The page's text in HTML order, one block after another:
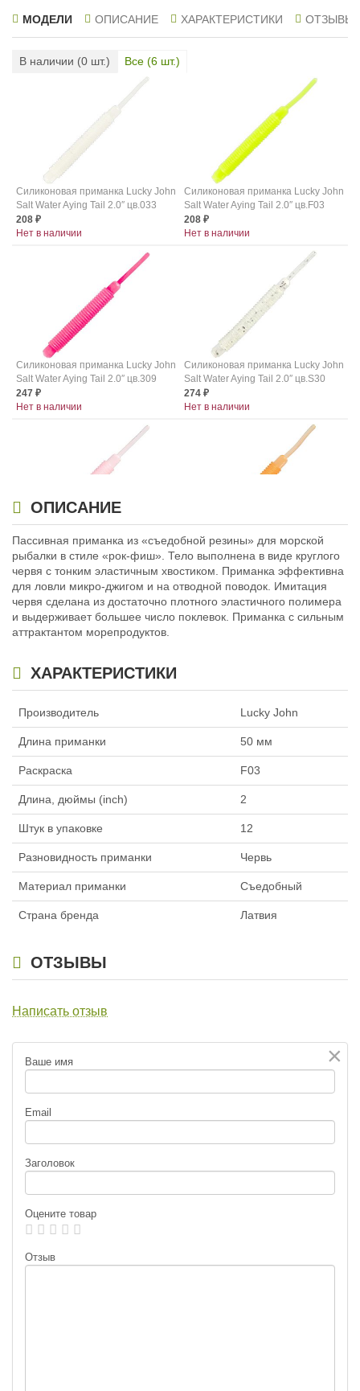
МОДЕЛИ ОПИСАНИЕ ХАРАКТЕРИСТИКИ ОТЗЫВЫ
В наличии (0 шт.) Все (6 шт.)
Силиконовая приманка Lucky John
Salt Water Aying Tail 2.0″ цв.033
208 ₽
Нет в наличии
Силиконовая приманка Lucky John
Salt Water Aying Tail 2.0″ цв.F03
208 ₽
Нет в наличии
Силиконовая приманка Lucky John
Salt Water Aying Tail 2.0″ цв.309
247 ₽
Нет в наличии
Силиконовая приманка Lucky John
Salt Water Aying Tail 2.0″ цв.S30
274 ₽
Нет в наличии
Силиконовая приманка Lucky John
Salt Water Aying Tail 2.0″ цв.S31
247
Нет в наличии
Силиконовая приманка Lucky John
Salt Water Aying Tail 2.0″ цв.S32
247
Нет в наличии
ОПИСАНИЕ
Пассивная приманка из «съедобной резины» для морской
рыбалки в стиле «рок-фиш». Тело выполнена в виде круглого
червя с тонким эластичным хвостиком. Приманка эффективна
для ловли микро-джигом и на отводной поводок. Имитация
червя сделана из достаточно плотного эластичного полимера
и выдерживает большее число поклевок. Приманка с сильным
аттрактантом морепродуктов.
ХАРАКТЕРИСТИКИ
Производитель Lucky John
Длина приманки 50 мм
Раскраска F03
Длина, дюймы (inch) 2
Штук в упаковке 12
Разновидность приманки Червь
Материал приманки Съедобный
Страна бренда Латвия
ОТЗЫВЫ
Написать отзыв
×
Ваше имя
Email
Заголовок
Оцените товар
Отзыв